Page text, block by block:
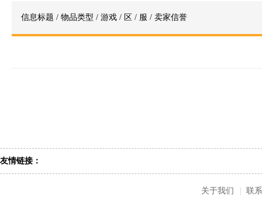
信息标题 / 物品类型 / 游戏 / 区 / 服 / 卖家信誉
友情链接：
关于我们
联